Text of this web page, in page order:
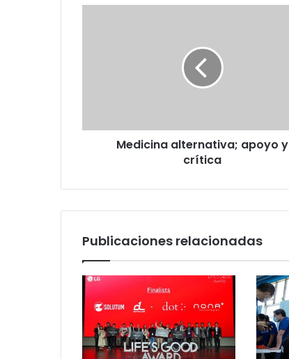
Medicina alternativa; apoyo y
crítica
Publicaciones relacionadas